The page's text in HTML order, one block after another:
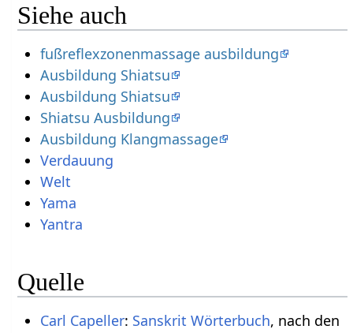
Siehe auch
fußreflexzonenmassage ausbildung
Ausbildung Shiatsu
Ausbildung Shiatsu
Shiatsu Ausbildung
Ausbildung Klangmassage
Verdauung
Welt
Yama
Yantra
Quelle
Carl Capeller: Sanskrit Wörterbuch, nach den